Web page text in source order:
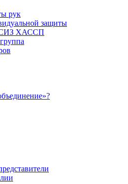
рук
защиты
СИЗ ХАССП